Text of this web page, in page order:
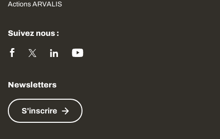
Actions ARVALIS
Suivez nous :
Newsletters
S'inscrire